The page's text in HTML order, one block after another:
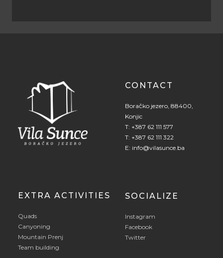
CONTACT
Boračko jezero, 88400,
Konjic
T: +387 62 111 577
T: +387 62 111 322
E: info@vilasunce.ba
EXTRA ACTIVITIES
Quads
Canyoning
Mountain Prenj
Team building
SOCIALIZE
Instagram
Facebook
Twitter